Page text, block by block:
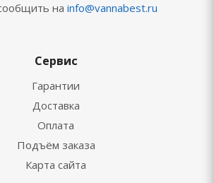
на info@vannabest.ru
Сервис
Гарантии
Доставка
Оплата
Подъём заказа
Карта сайта